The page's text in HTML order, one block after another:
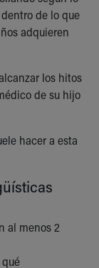
de lo que
adquieren
los hitos
de su hijo
hacer a esta
al menos 2